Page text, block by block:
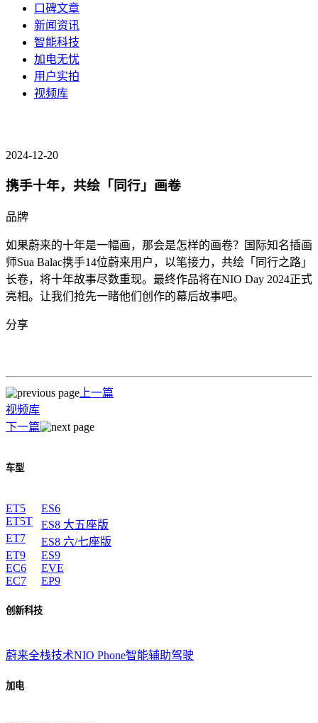
口碑文章
新闻资讯
智能科技
加电无忧
用户实拍
视频库
2024-12-20
携手十年，共绘「同行」画卷
品牌
如果蔚来的十年是一幅画，那会是怎样的画卷？国际知名插画
师Sua Balac携手14位蔚来用户，以笔接力，共绘「同行之路」
长卷，将十年故事尽数重现。最终作品将在NIO Day 2024正式
亮相。让我们抢先一睹他们创作的幕后故事吧。
分享
上一篇
视频库
下一篇
车型
ET5
ET5T
ET7
ET9
EC6
EC7
ES6
ES8 大五座版
ES8 六/七座版
ES9
EVE
EP9
创新科技
蔚来全栈技术NIO Phone智能辅助驾驶
加电